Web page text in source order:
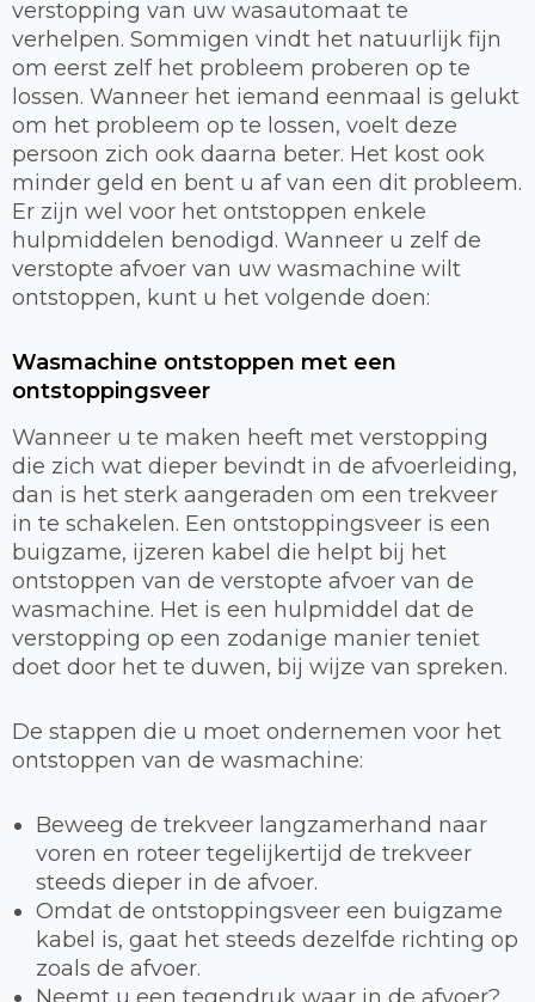
verstopping van uw wasautomaat te
verhelpen. Sommigen vindt het natuurlijk fijn
om eerst zelf het probleem proberen op te
lossen. Wanneer het iemand eenmaal is gelukt
om het probleem op te lossen, voelt deze
persoon zich ook daarna beter. Het kost ook
minder geld en bent u af van een dit probleem.
Er zijn wel voor het ontstoppen enkele
hulpmiddelen benodigd. Wanneer u zelf de
verstopte afvoer van uw wasmachine wilt
ontstoppen, kunt u het volgende doen:
Wasmachine ontstoppen met een
ontstoppingsveer
Wanneer u te maken heeft met verstopping
die zich wat dieper bevindt in de afvoerleiding,
dan is het sterk aangeraden om een trekveer
in te schakelen. Een ontstoppingsveer is een
buigzame, ijzeren kabel die helpt bij het
ontstoppen van de verstopte afvoer van de
wasmachine. Het is een hulpmiddel dat de
verstopping op een zodanige manier teniet
doet door het te duwen, bij wijze van spreken.
De stappen die u moet ondernemen voor het
ontstoppen van de wasmachine:
Beweeg de trekveer langzamerhand naar
voren en roteer tegelijkertijd de trekveer
steeds dieper in de afvoer.
Omdat de ontstoppingsveer een buigzame
kabel is, gaat het steeds dezelfde richting op
zoals de afvoer.